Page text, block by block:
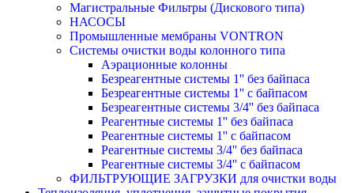
Магистральные Фильтры (Дискового типа)
НАСОСЫ
Промышленные мембраны VONTRON
Системы очистки воды колонного типа
Аэрационные колонны
Безреагентные системы 1'' без байпаса
Безреагентные системы 1'' с байпасом
Безреагентные системы 3/4'' без байпаса
Реагентные системы 1'' без байпаса
Реагентные системы 1'' с байпасом
Реагентные системы 3/4'' без байпаса
Реагентные системы 3/4'' с байпасом
ФИЛЬТРУЮЩИЕ ЗАГРУЗКИ для очистки воды